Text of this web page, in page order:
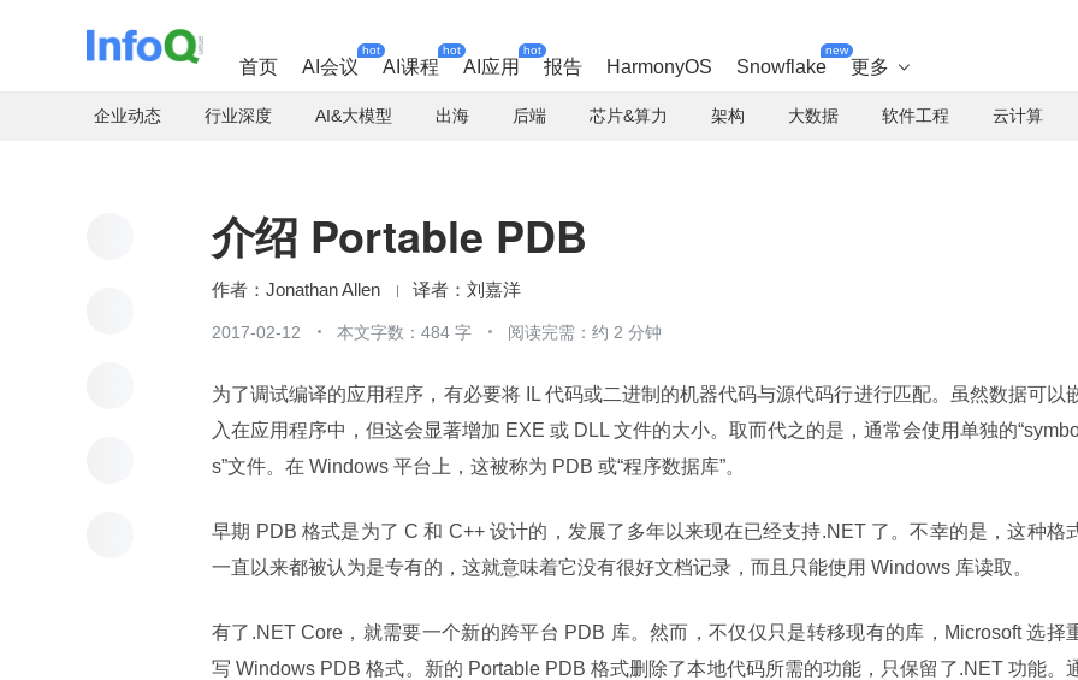
首页 AI会议
hot
AI课程
hot
AI应用
hot
报告 HarmonyOS Snowflake
new
更多 
企业动态 行业深度 AI&大模型 出海 后端 芯片&算力 架构 大数据 软件工程 云计算
介绍 Portable PDB
Jonathan Allen 刘嘉洋
2017-02-12 本文字数：484 字 阅读完需：约 2 分钟
为了调试编译的应用程序，有必要将 IL 代码或二进制的机器代码与源代码行进行匹配。虽然数据可以
入在应用程序中，但这会显著增加 EXE 或 DLL 文件的大小。取而代之的是，通常会使用单独的
s”文件。在 Windows 平台上，这被称为 PDB 或“程序数据库”。
早期 PDB 格式是为了 C 和 C++ 设计的，发展了多年以来现在已经支持.NET 了。不幸的是，这种格
一直以来都被认为是专有的，这就意味着它没有很好文档记录，而且只能使用 Windows 库读取。
有了.NET Core，就需要一个新的跨平台 PDB 库。然而，不仅仅只是转移现有的库，Microsoft 选择
写 Windows PDB 格式。新的 Portable PDB 格式删除了本地代码所需的功能，只保留了.NET 功能。